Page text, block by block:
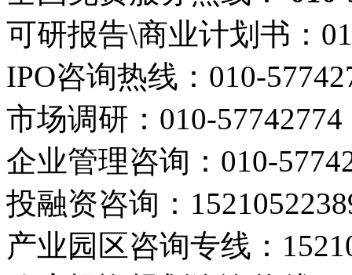
可研报告\商业计划书：
IPO咨询热线： 010-
市场调研： 010-57742774
企业管理咨询： 010-
投融资咨询：
产业园区咨询专线：